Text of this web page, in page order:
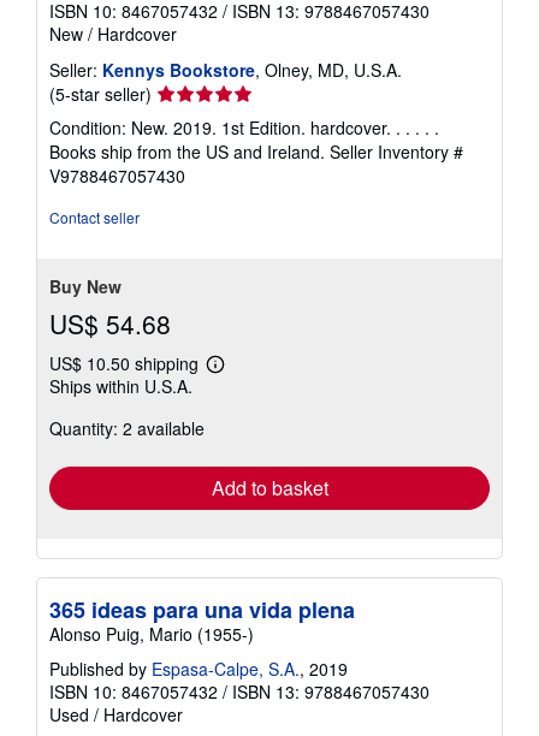
ISBN 10: 8467057432 / ISBN 13: 9788467057430
New / Hardcover
Seller: Kennys Bookstore, Olney, MD, U.S.A.
(5-star seller) Seller
5
out
of
Condition: New. 2019. 1st Edition. hardcover. . . . . .
Books ship from the US and Ireland. Seller Inventory #
V9788467057430
Contact seller
Buy New
US$ 54.68
US$ 10.50 shipping
Learn
Ships within U.S.A.
Quantity: 2 available
Add to basket
365 ideas para una vida plena
Alonso Puig, Mario (1955-)
Published by Espasa-Calpe, S.A., 2019
ISBN 10: 8467057432 / ISBN 13: 9788467057430
Used / Hardcover